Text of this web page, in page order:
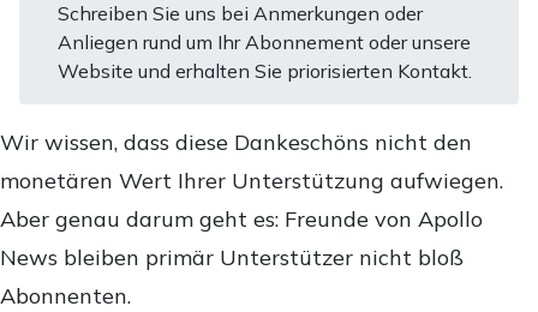
Schreiben Sie uns bei Anmerkungen oder
Anliegen rund um Ihr Abonnement oder unsere
Website und erhalten Sie priorisierten Kontakt.
Wir wissen, dass diese Dankeschöns nicht den
monetären Wert Ihrer Unterstützung aufwiegen.
Aber genau darum geht es: Freunde von Apollo
News bleiben primär Unterstützer nicht bloß
Abonnenten.